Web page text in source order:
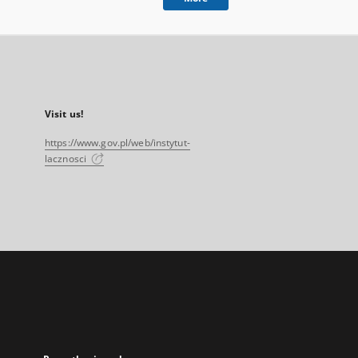
Visit us!
https://www.gov.pl/web/instytut-
lacznosci